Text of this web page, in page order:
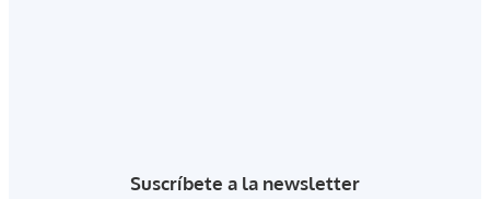
Suscríbete a la newsletter